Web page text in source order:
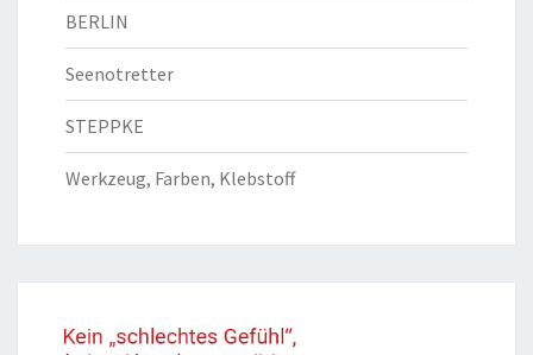
BERLIN
Seenotretter
STEPPKE
Werkzeug, Farben, Klebstoff